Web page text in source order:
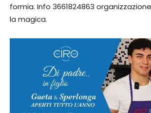
formia. Info 3661824863
la magica.